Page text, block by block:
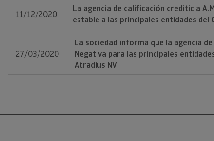
11/12/2020
La agencia de calificación crediticia
estable a las principales entidades del
27/03/2020
La sociedad informa que la agencia
Negativa para las principales
Atradius NV